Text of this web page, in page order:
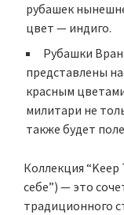
рубашек
цвет — индиго.
Рубашки
представлены
красным
милитари не
также будет
Коллекция “Keep
себе”) — это
традиционного